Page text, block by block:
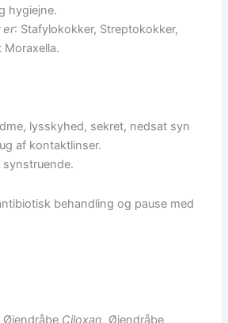
hygiejne.
er: Stafylokokker, Streptokokker,
Moraxella.
lysskyhed, sekret, nedsat syn
af kontaktlinser.
behandling og pause med
Øjendråbe Ciloxan, Øjendråbe